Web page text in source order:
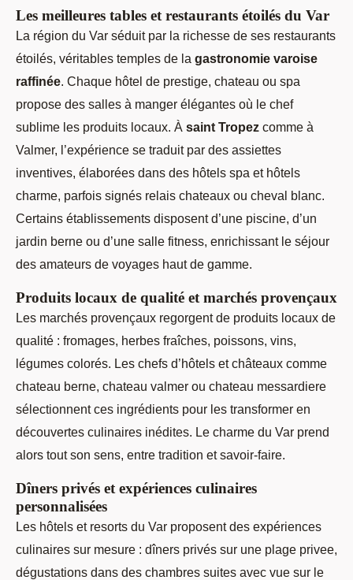
Les meilleures tables et restaurants étoilés du Var
La région du Var séduit par la richesse de ses restaurants
étoilés, véritables temples de la gastronomie varoise
raffinée. Chaque hôtel de prestige, chateau ou spa
propose des salles à manger élégantes où le chef
sublime les produits locaux. À saint Tropez comme à
Valmer, l’expérience se traduit par des assiettes
inventives, élaborées dans des hôtels spa et hôtels
charme, parfois signés relais chateaux ou cheval blanc.
Certains établissements disposent d’une piscine, d’un
jardin berne ou d’une salle fitness, enrichissant le séjour
des amateurs de voyages haut de gamme.
Produits locaux de qualité et marchés provençaux
Les marchés provençaux regorgent de produits locaux de
qualité : fromages, herbes fraîches, poissons, vins,
légumes colorés. Les chefs d’hôtels et châteaux comme
chateau berne, chateau valmer ou chateau messardiere
sélectionnent ces ingrédients pour les transformer en
découvertes culinaires inédites. Le charme du Var prend
alors tout son sens, entre tradition et savoir-faire.
Dîners privés et expériences culinaires
personnalisées
Les hôtels et resorts du Var proposent des expériences
culinaires sur mesure : dîners privés sur une plage privee,
dégustations dans des chambres suites avec vue sur le